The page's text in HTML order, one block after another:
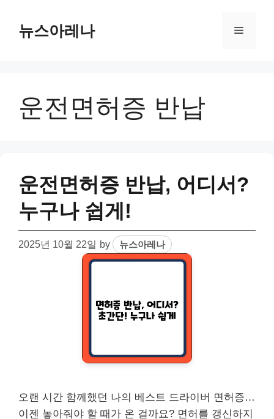
content뉴스아레나 Menu
운전면허증 반납
운전면허증 반납, 어디서?
누구나 쉽게!
2025년 10월 22일 by 뉴스아레나
오랜 시간 함께했던 나의 베스트 드라이버 면허증…
이젠 놓아줘야 할 때가 온 걸까요? 면허를 갱신하지